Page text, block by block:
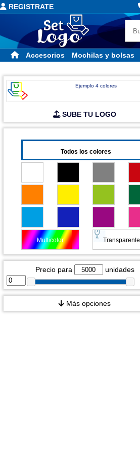
REGISTRATE
Accesorios Mochilas y bolsas
Ejemplo 4 colores
SUBE TU LOGO
Todos los colores
Multicolor Transparente
Precio para unidades
Más opciones